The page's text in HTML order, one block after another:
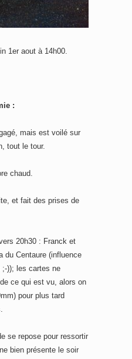
1er aout à 14h00.
:
mais est voilé sur
tout le tour.
chaud.
et fait des prises de
20h30 : Franck et
du Centaure (influence
)); les cartes ne
ce qui est vu, alors on
pour plus tard
se repose pour ressortir
bien présente le soir